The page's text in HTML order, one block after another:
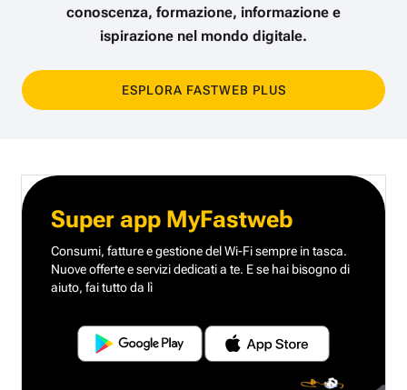
conoscenza, formazione, informazione e
ispirazione nel mondo digitale.
ESPLORA FASTWEB PLUS
Super app MyFastweb
Consumi, fatture e gestione del Wi-Fi sempre in tasca.
Nuove offerte e servizi dedicati a te. E se hai bisogno di
aiuto, fai tutto da lì